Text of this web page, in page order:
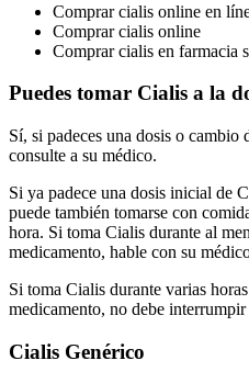
Comprar cialis online en
Comprar cialis online
Comprar cialis en farmacia
Puedes tomar Cialis a la
Sí, si padeces una dosis o
consulte a su médico.
Si ya padece una dosis inicial de
puede también tomarse con
hora. Si toma Cialis durante al
medicamento, hable con su
Si toma Cialis durante varias
medicamento, no debe
Cialis Genérico